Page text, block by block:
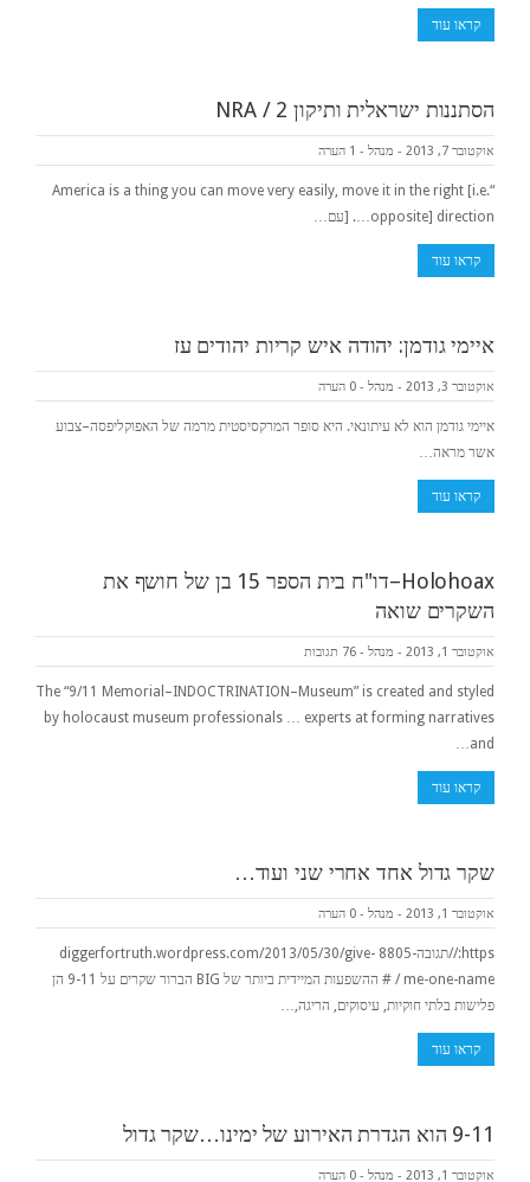
קראו עוד
הסתננות ישראלית ותיקון 2 / NRA
אוקטובר 7, 2013 - מנהל - 1 הערה
“America is a thing you can move very easily, move it in the right [i.e.
opposite] direction…. [עם…
קראו עוד
איימי גודמן: יהודה איש קריות יהודים עז
אוקטובר 3, 2013 - מנהל - 0 הערה
איימי גודמן הוא לא עיתונאי. היא סופר המרקסיסטית מרמה של האפוקליפסה–צבוע
אשר מראה…
קראו עוד
Holohoax–דו"ח בית הספר 15 בן של חושף את
השקרים שואה
אוקטובר 1, 2013 - מנהל - 76 תגובות
The “9/11 Memorial–INDOCTRINATION–Museum” is created and styled
by holocaust museum professionals … experts at forming narratives
and…
קראו עוד
שקר גדול אחד אחרי שני ועוד…
אוקטובר 1, 2013 - מנהל - 0 הערה
https://תגובה-8805 diggerfortruth.wordpress.com/2013/05/30/give-
me-one-name / # ההשפעות המיידית ביותר של BIG הברור שקרים על 9-11 הן
פלישות בלתי חוקיות, עיסוקים, הריגה,…
קראו עוד
9-11 הוא הגדרת האירוע של ימינו…שקר גדול
אוקטובר 1, 2013 - מנהל - 0 הערה